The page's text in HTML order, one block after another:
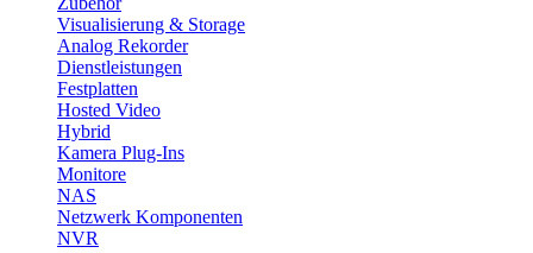
Visualisierung & Storage
Analog Rekorder
Dienstleistungen
Festplatten
Hosted Video
Hybrid
Kamera Plug-Ins
Monitore
NAS
Netzwerk Komponenten
NVR